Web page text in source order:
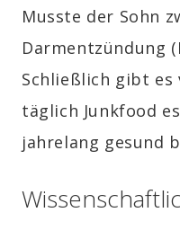
Musste der Sohn
Darmentzündung
Schließlich gibt es
täglich Junkfood
jahrelang gesund